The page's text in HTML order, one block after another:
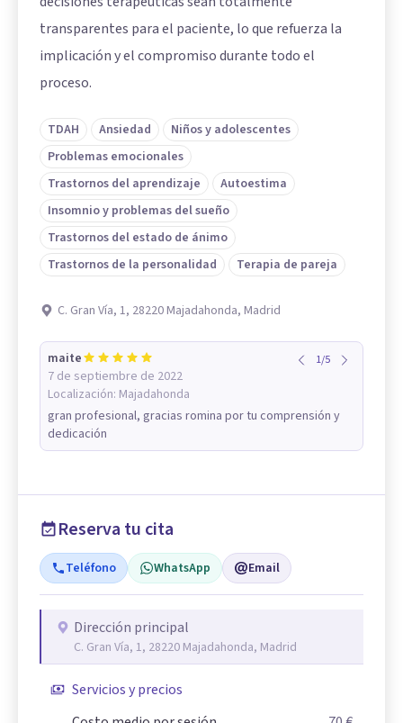
transparentes para el paciente, lo que refuerza la
implicación y el compromiso durante todo el
proceso.
TDAH Ansiedad
Niños y adolescentes
Problemas emocionales
Trastornos del aprendizaje
Autoestima
Insomnio y problemas del sueño
Trastornos del estado de ánimo
Trastornos de la personalidad
Terapia de pareja
C. Gran Vía, 1, 28220 Majadahonda, Madrid
maite
7 de septiembre de 2022
Localización: Majadahonda
1/5
gran profesional, gracias romina por tu comprensión y
dedicación
Reserva tu cita
Teléfono WhatsApp Email
Dirección principal
C. Gran Vía, 1, 28220 Majadahonda, Madrid
Servicios y precios